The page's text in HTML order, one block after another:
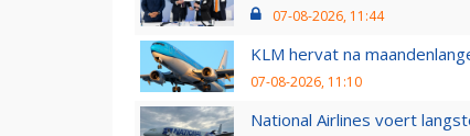
07-08-2026, 11:44
KLM hervat na
07-08-2026, 11:10
National Airlines voert